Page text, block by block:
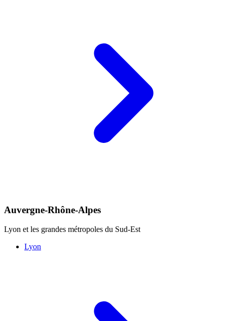
Auvergne-Rhône-Alpes
Lyon et les grandes métropoles du Sud-Est
Lyon